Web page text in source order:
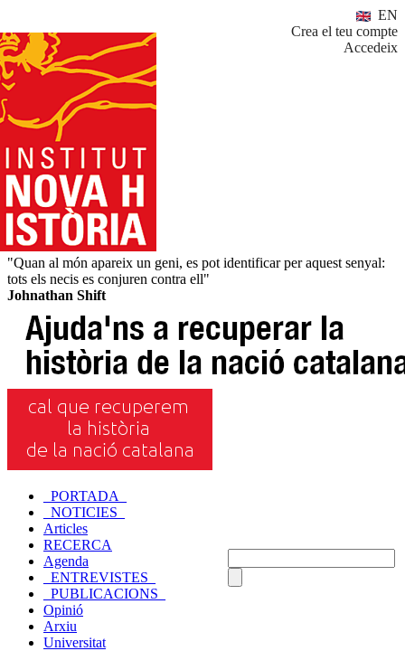
EN
Crea el teu compte
Accedeix
"Quan al món apareix un geni, es pot identificar per aquest senyal:
tots els necis es conjuren contra ell"
Johnathan Shift
_PORTADA_
_NOTICIES_
Articles
RECERCA
Agenda
_ENTREVISTES_
_PUBLICACIONS_
Opinió
Arxiu
Universitat